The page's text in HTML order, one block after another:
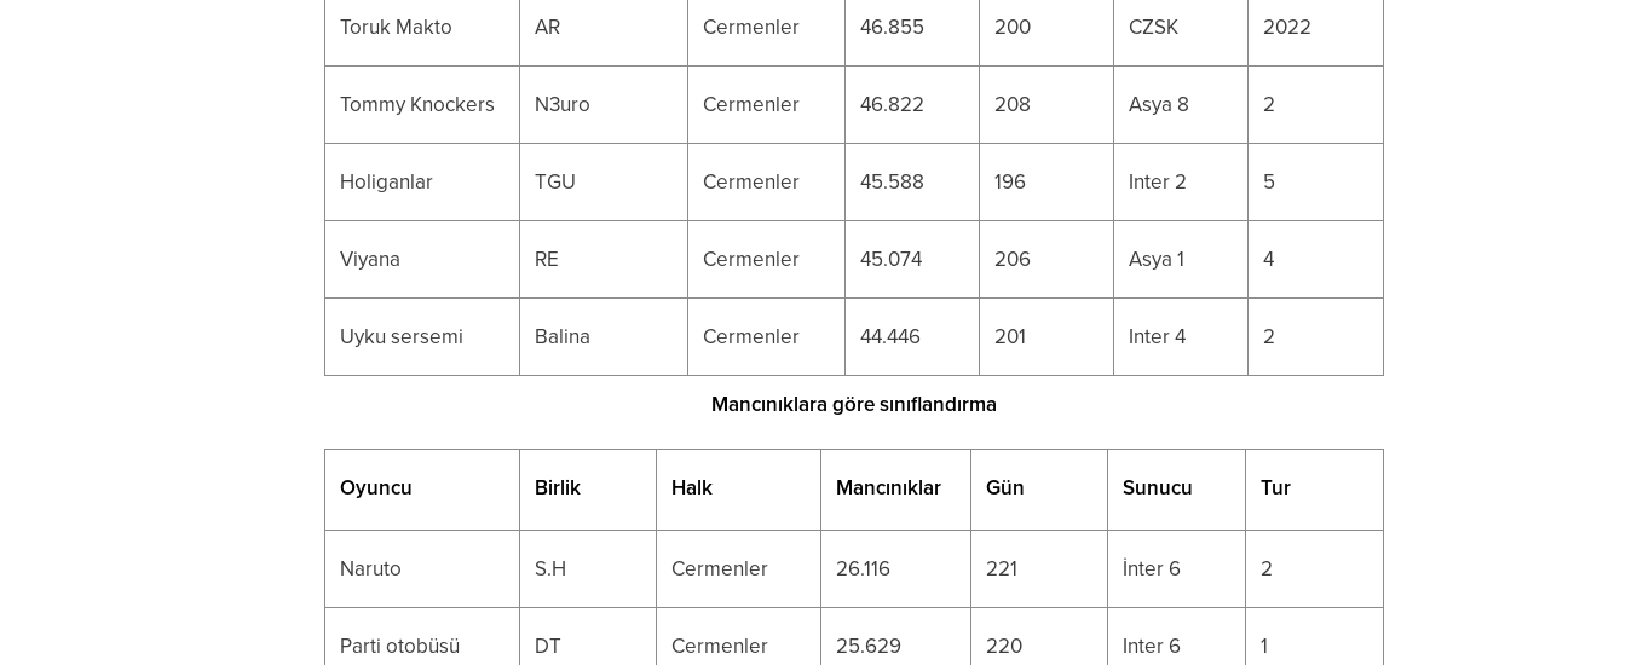
Toruk Makto AR Cermenler 46.855 200 CZSK 2022
Tommy Knockers N3uro Cermenler 46.822 208 Asya 8 2
Holiganlar TGU Cermenler 45.588 196 Inter 2 5
Viyana RE Cermenler 45.074 206 Asya 1 4
Uyku sersemi Balina Cermenler 44.446 201 Inter 4 2
Mancınıklara göre sınıflandırma
Oyuncu Birlik Halk Mancınıklar Gün Sunucu Tur
Naruto S.H Cermenler 26.116 221 İnter 6 2
Parti otobüsü DT Cermenler 25.629 220 Inter 6 1